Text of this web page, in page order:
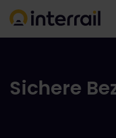
Sichere